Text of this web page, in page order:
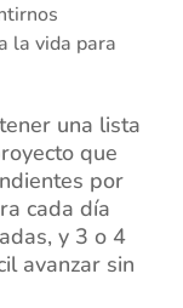
la vida para
una lista
que
por
cada día
y 3 o 4
avanzar sin